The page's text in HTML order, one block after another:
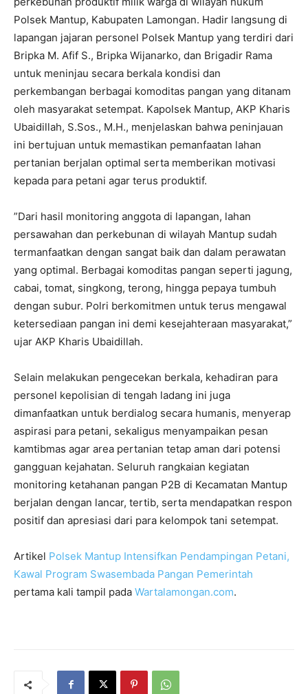
Polsek Mantup, Kabupaten Lamongan. ​Hadir langsung di
lapangan jajaran personel Polsek Mantup yang terdiri dari
Bripka M. Afif S., Bripka Wijanarko, dan Brigadir Rama
untuk meninjau secara berkala kondisi dan
perkembangan berbagai komoditas pangan yang ditanam
oleh masyarakat setempat. ​Kapolsek Mantup, AKP Kharis
Ubaidillah, S.Sos., M.H., menjelaskan bahwa peninjauan
ini bertujuan untuk memastikan pemanfaatan lahan
pertanian berjalan optimal serta memberikan motivasi
kepada para petani agar terus produktif.
​”Dari hasil monitoring anggota di lapangan, lahan
persawahan dan perkebunan di wilayah Mantup sudah
termanfaatkan dengan sangat baik dan dalam perawatan
yang optimal. Berbagai komoditas pangan seperti jagung,
cabai, tomat, singkong, terong, hingga pepaya tumbuh
dengan subur. Polri berkomitmen untuk terus mengawal
ketersediaan pangan ini demi kesejahteraan masyarakat,”
ujar AKP Kharis Ubaidillah. ​
Selain melakukan pengecekan berkala, kehadiran para
personel kepolisian di tengah ladang ini juga
dimanfaatkan untuk berdialog secara humanis, menyerap
aspirasi para petani, sekaligus menyampaikan pesan
kamtibmas agar area pertanian tetap aman dari potensi
gangguan kejahatan. ​Seluruh rangkaian kegiatan
monitoring ketahanan pangan P2B di Kecamatan Mantup
berjalan dengan lancar, tertib, serta mendapatkan respon
positif dan apresiasi dari para kelompok tani setempat.
Artikel Polsek Mantup Intensifkan Pendampingan Petani,
Kawal Program Swasembada Pangan Pemerintah
pertama kali tampil pada Wartalamongan.com.